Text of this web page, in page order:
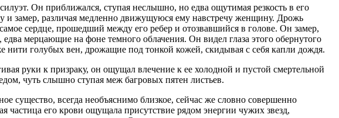
Он приближался, ступая неслышно, но едва ощутимая резкость в его
и замер, различая медленно движущуюся ему навстречу женщину. Дрожь
сердце, прошедший между его ребер и отозвавшийся в голове. Он замер,
мерцающие на фоне темного облачения. Он видел глаза этого обернутого
голубых вен, дрожащие под тонкой кожей, скидывая с себя капли дождя.
руки к призраку, он ощущал влечение к ее холодной и пустой смертельной
чуть слышно ступая меж багровых пятен листьев.
существо, всегда необъяснимо близкое, сейчас же словно совершенно
частица его крови ощущала присутствие рядом энергии чужих звезд,